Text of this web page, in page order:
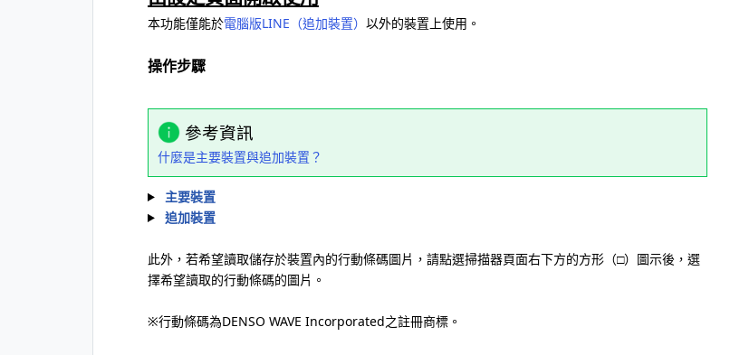
本功能僅能於電腦版LINE（追加裝置） 以外的裝置上使用。
操作步驟
參考資訊
什麼是主要裝置與追加裝置？
主要裝置
追加裝置
此外，若希望讀取儲存於裝置內的行動條碼圖片，請點選掃描器頁面右下方的方形（□）圖示後，選
擇希望讀取的行動條碼的圖片。
※行動條碼為DENSO WAVE Incorporated之註冊商標。